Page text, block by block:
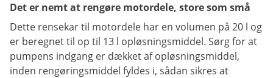
Det er nemt at rengøre motordele, store som små
Dette rensekar til motordele har en volumen på 20 l og
er beregnet til op til 13 l opløsningsmiddel. Sørg for at
pumpens indgang er dækket af opløsningsmiddel,
inden rengøringsmiddel fyldes i, sådan sikres at